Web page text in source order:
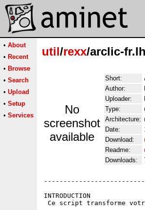
• About
• Recent
• Browse
• Search
• Upload
• Setup
• Services
util/rexx/arclic-
No
screenshot
available
Short:
Author:
Uploader:
Type:
Architecture:
Date:
Download:
Readme:
Downloads:
INTRODUCTION
Ce script transforme